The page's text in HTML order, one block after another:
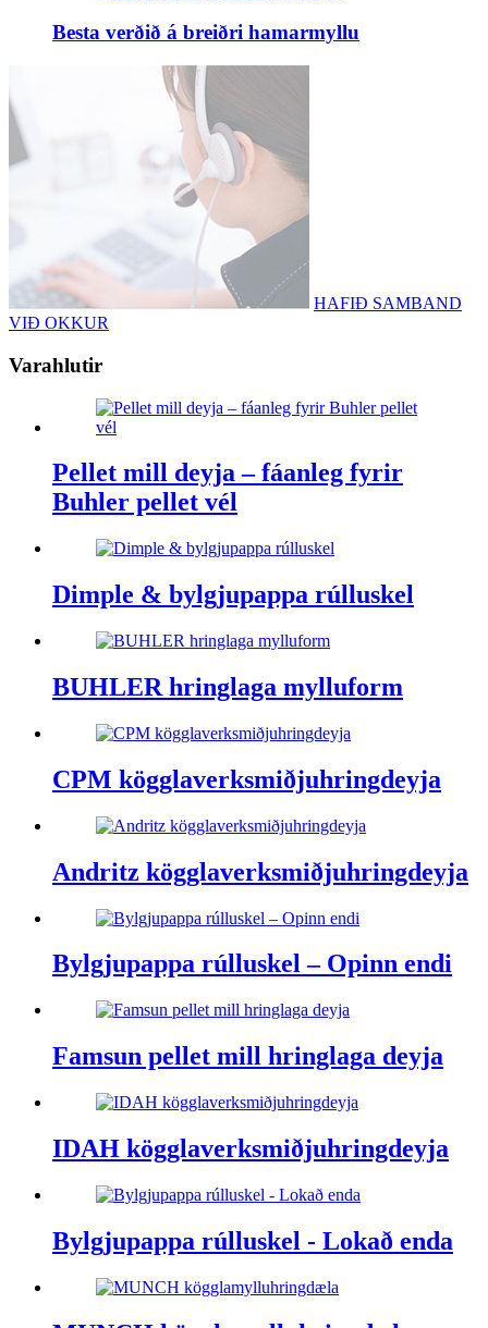
Besta verðið á breiðri hamarmyllu
HAFIÐ SAMBAND
VIÐ OKKUR
Varahlutir
Pellet mill deyja – fáanleg fyrir
Buhler pellet vél
Dimple & bylgjupappa rúlluskel
BUHLER hringlaga mylluform
CPM kögglaverksmiðjuhringdeyja
Andritz kögglaverksmiðjuhringdeyja
Bylgjupappa rúlluskel – Opinn endi
Famsun pellet mill hringlaga deyja
IDAH kögglaverksmiðjuhringdeyja
Bylgjupappa rúlluskel - Lokað enda